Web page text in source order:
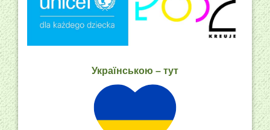
Українською – тут